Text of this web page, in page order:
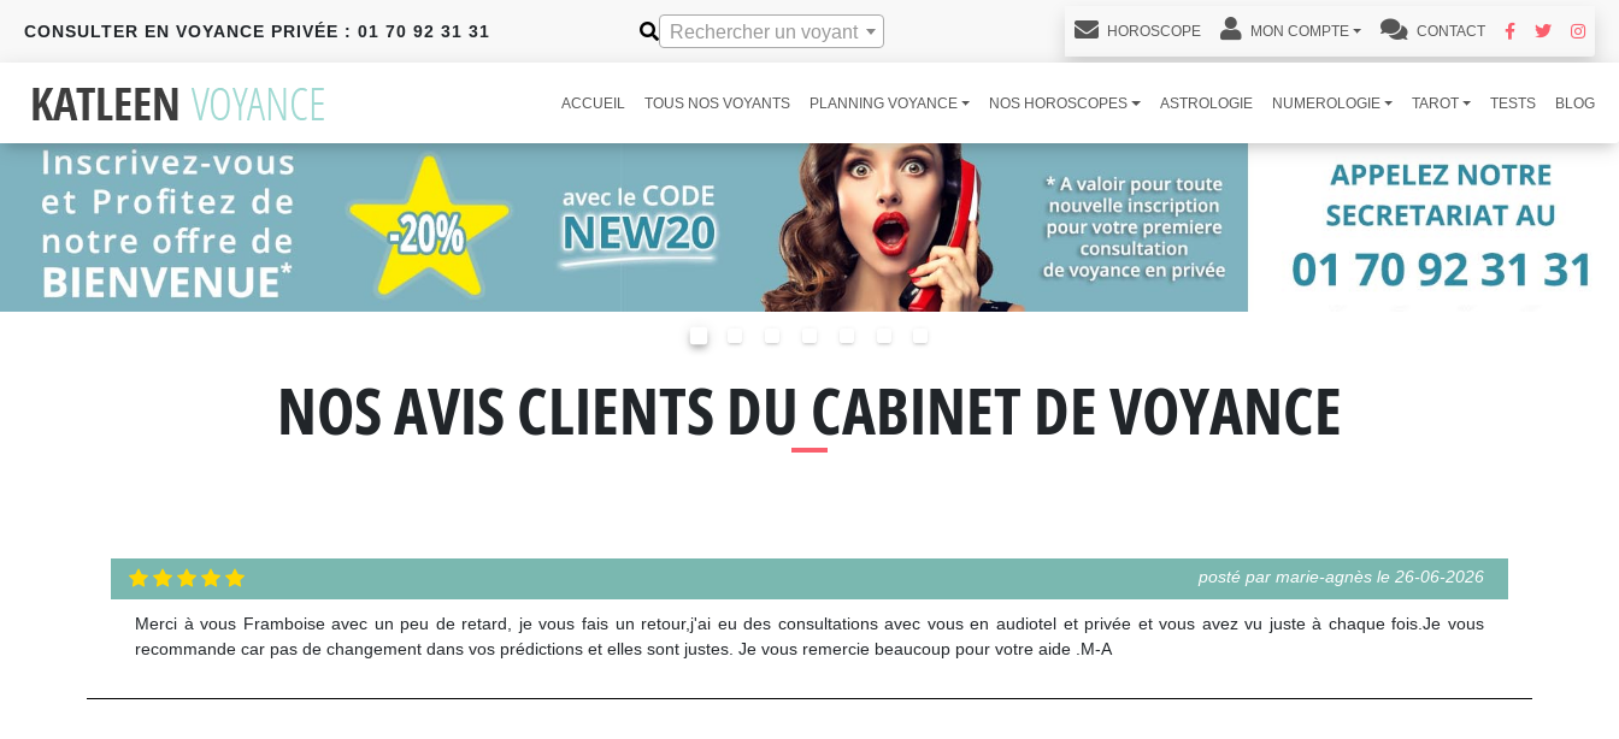
CONSULTER EN VOYANCE PRIVÉE : 01 70 92 31 31 Rechercher un voyant HOROSCOPE MON COMPTE CONTACT
ACCUEIL TOUS NOS VOYANTS PLANNING VOYANCE NOS HOROSCOPES ASTROLOGIE NUMEROLOGIE TAROT TESTS BLOG
NOS AVIS CLIENTS DU CABINET DE VOYANCE
posté par marie-agnès le 26-06-2026
Merci à vous Framboise avec un peu de retard, je vous fais un retour,j'ai eu des consultations avec vous en audiotel et privée et vous avez vu juste à chaque fois.Je vous
recommande car pas de changement dans vos prédictions et elles sont justes. Je vous remercie beaucoup pour votre aide .M-A